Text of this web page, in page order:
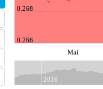
Mai
0.266
0.268
2010